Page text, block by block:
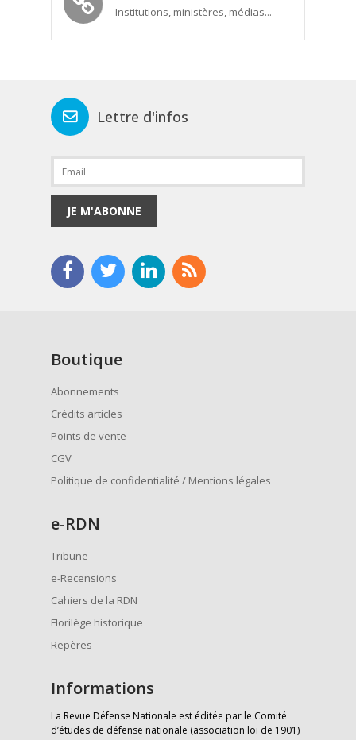
Institutions, ministères, médias...
Lettre d'infos
JE M'ABONNE
Boutique
Abonnements
Crédits articles
Points de vente
CGV
Politique de confidentialité / Mentions légales
e-RDN
Tribune
e-Recensions
Cahiers de la RDN
Florilège historique
Repères
Informations
La Revue Défense Nationale est éditée par le Comité
d’études de défense nationale (association loi de 1901)